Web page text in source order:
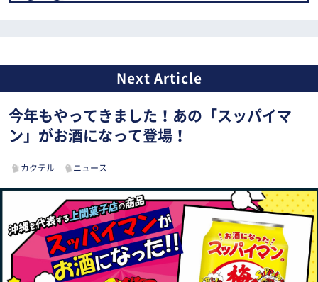
今年もやってきました！あの「スッパイマ
ン」がお酒になって登場！
カクテル ニュース